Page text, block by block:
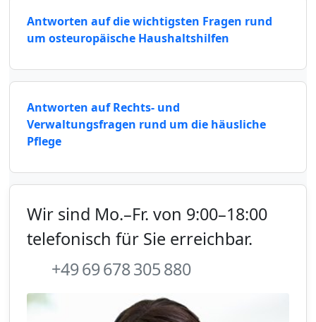
Antworten auf die wichtigsten Fragen rund
um osteuropäische Haushaltshilfen
Antworten auf Rechts- und
Verwaltungsfragen rund um die häusliche
Pflege
Wir sind Mo.–Fr. von 9:00–18:00
telefonisch für Sie erreichbar.
+49 69 678 305 880